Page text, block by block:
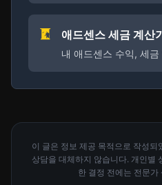
애드센스 세금 계산
내 애드센스 수익, 세금
이 글은 정보 제공 목적으로 작성
상담을 대체하지 않습니다. 개인별
한 결정 전에는 전문